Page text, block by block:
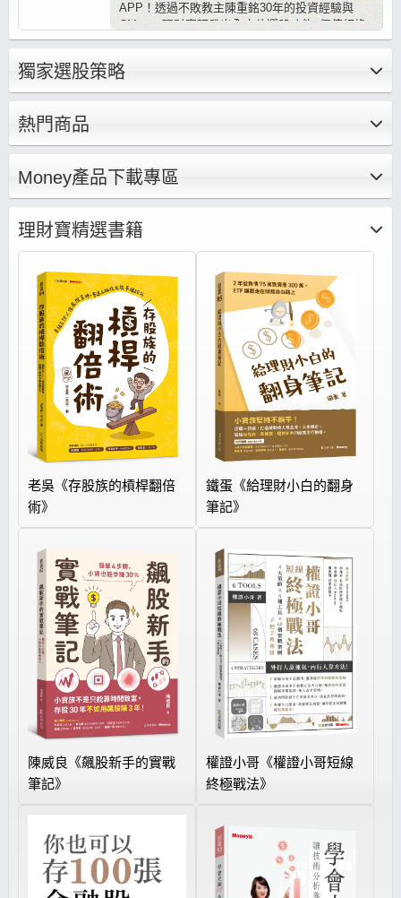
APP！透過不敗教主陳重銘30年的投資經驗與
CMoney理財寶研發出全方位選股功能x價值紅綠
燈（本益比、殖利率估價分析）x法人系統，能夠
迅速找出價值投資便宜股、每年穩定配息、EPS
向上成長好公司，還有獨家不敗學院專區每月針
對不同的即時事件、個股產業深度研究，幫你打
略。
獨家選股策略
熱門商品
Money產品下載專區
理財寶精選書籍
老吳《存股族的槓桿翻倍
術》
鐵蛋《給理財小白的翻身
筆記》
陳威良《飆股新手的實戰
筆記》
權證小哥《權證小哥短線
終極戰法》